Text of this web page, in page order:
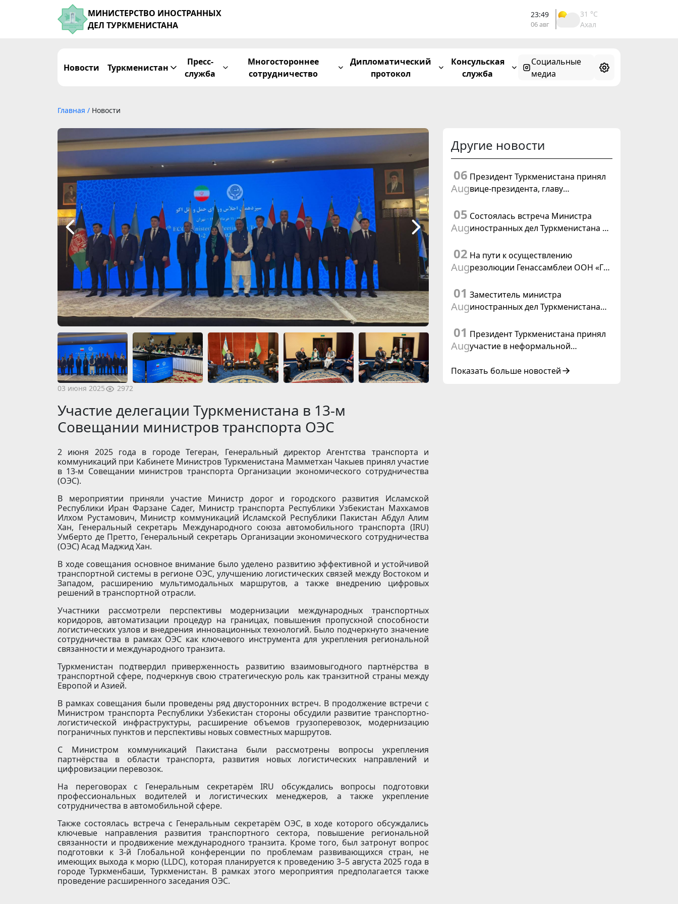
МИНИСТЕРСТВО ИНОСТРАННЫХ
ДЕЛ ТУРКМЕНИСТАНА
23:49
06 авг
31 °C
Ахал
Новости Туркменистан
Пресс-
служба
Многостороннее
сотрудничество
Дипломатический
протокол
Консульская
служба
Социальные
медиа
Главная / Новости
03 июня 2025 2972
Участие делегации Туркменистана в 13-м
Совещании министров транспорта ОЭС
2 июня 2025 года в городе Тегеран, Генеральный директор Агентства транспорта и
коммуникаций при Кабинете Министров Туркменистана Мамметхан Чакыев принял участие
в 13-м Совещании министров транспорта Организации экономического сотрудничества
(ОЭС).
В мероприятии приняли участие Министр дорог и городского развития Исламской
Республики Иран Фарзане Садег, Министр транспорта Республики Узбекистан Махкамов
Илхом Рустамович, Министр коммуникаций Исламской Республики Пакистан Абдул Алим
Хан, Генеральный секретарь Международного союза автомобильного транспорта (IRU)
Умберто де Претто, Генеральный секретарь Организации экономического сотрудничества
(ОЭС) Асад Маджид Хан.
В ходе совещания основное внимание было уделено развитию эффективной и устойчивой
транспортной системы в регионе ОЭС, улучшению логистических связей между Востоком и
Западом, расширению мультимодальных маршрутов, а также внедрению цифровых
решений в транспортной отрасли.
Участники рассмотрели перспективы модернизации международных транспортных
коридоров, автоматизации процедур на границах, повышения пропускной способности
логистических узлов и внедрения инновационных технологий. Было подчеркнуто значение
сотрудничества в рамках ОЭС как ключевого инструмента для укрепления региональной
связанности и международного транзита.
Туркменистан подтвердил приверженность развитию взаимовыгодного партнёрства в
транспортной сфере, подчеркнув свою стратегическую роль как транзитной страны между
Европой и Азией.
В рамках совещания были проведены ряд двусторонних встреч. В продолжение встречи с
Министром транспорта Республики Узбекистан стороны обсудили развитие транспортно-
логистической инфраструктуры, расширение объемов грузоперевозок, модернизацию
пограничных пунктов и перспективы новых совместных маршрутов.
С Министром коммуникаций Пакистана были рассмотрены вопросы укрепления
партнёрства в области транспорта, развития новых логистических направлений и
цифровизации перевозок.
На переговорах с Генеральным секретарём IRU обсуждались вопросы подготовки
профессиональных водителей и логистических менеджеров, а также укрепление
сотрудничества в автомобильной сфере.
Также состоялась встреча с Генеральным секретарём ОЭС, в ходе которого обсуждались
ключевые направления развития транспортного сектора, повышение региональной
связанности и продвижение международного транзита. Кроме того, был затронут вопрос
подготовки к 3-й Глобальной конференции по проблемам развивающихся стран, не
имеющих выхода к морю (LLDC), которая планируется к проведению 3–5 августа 2025 года в
городе Туркменбаши, Туркменистан. В рамках этого мероприятия предполагается также
проведение расширенного заседания ОЭС.
Другие новости
06
Aug
Президент Туркменистана принял
вице-президента, главу
иностранных дел Швейцарской
Конфедерации
05
Aug
Состоялась встреча Министра
иностранных дел Туркменистана с
02
Aug
На пути к осуществлению
резолюции Генассамблеи ООН «Год
инициированной Туркменистаном
01
Aug
Заместитель министра
иностранных дел Туркменистана
старших должностных лиц Форума
сотрудничества «Центральная
01
Aug
Президент Туркменистана принял
участие в неформальной
государств Центральной Азии и
Показать больше новостей